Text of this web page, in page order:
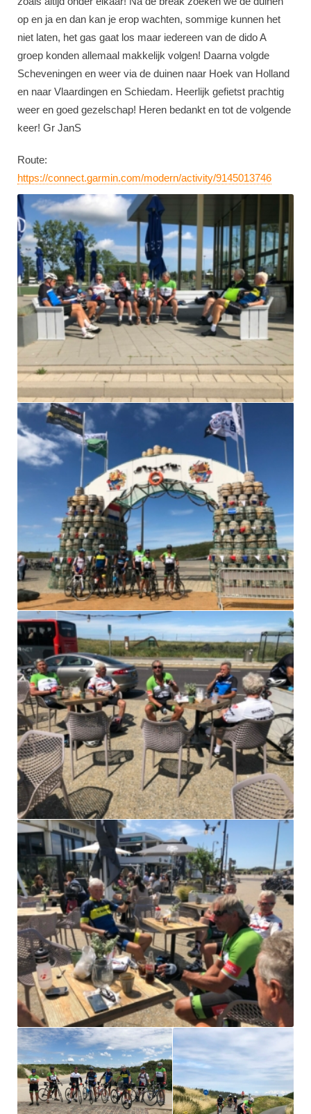
op en ja en dan kan je erop wachten, sommige kunnen het
niet laten, het gas gaat los maar iedereen van de dido A
groep konden allemaal makkelijk volgen! Daarna volgde
Scheveningen en weer via de duinen naar Hoek van Holland
en naar Vlaardingen en Schiedam. Heerlijk gefietst prachtig
weer en goed gezelschap! Heren bedankt en tot de volgende
keer! Gr JanS
Route:
https://connect.garmin.com/modern/activity/9145013746